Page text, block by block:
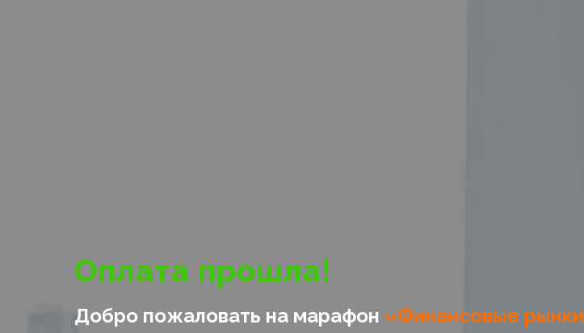
Оплата прошла!
Добро пожаловать на марафон «Финансовые рынки